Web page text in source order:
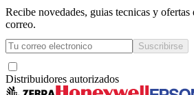
Recibe novedades, guias tecnicas y ofertas
correo.
Suscribirse
Distribuidores autorizados